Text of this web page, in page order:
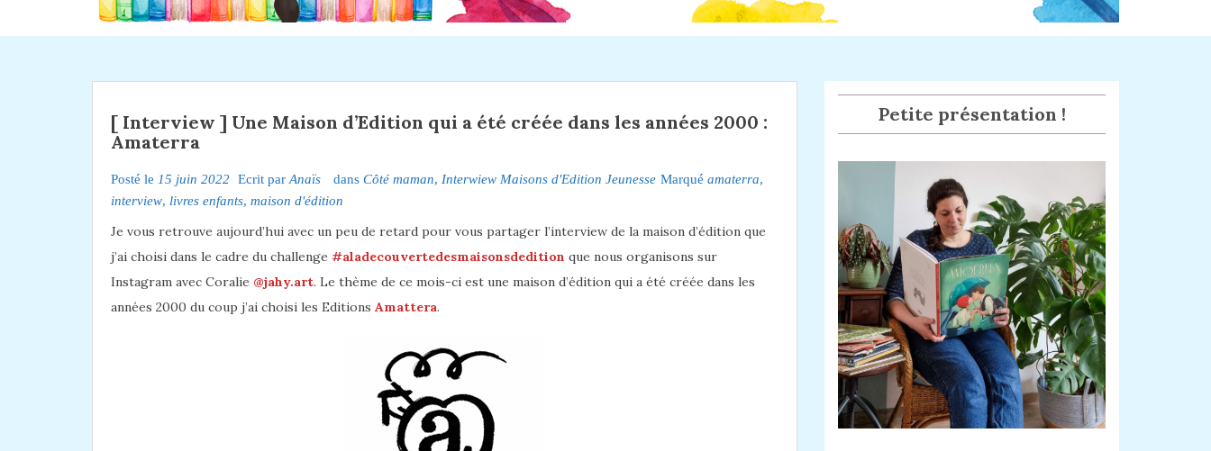
[ Interview ] Une Maison d’Edition qui a été créée dans les années 2000 :
Amaterra
Posté le 15 juin 2022 Ecrit par Anaïs dans Côté maman, Interwiew Maisons d'Edition Jeunesse Marqué amaterra,
interview, livres enfants, maison d'édition
Je vous retrouve aujourd’hui avec un peu de retard pour vous partager l’interview de la maison d’édition que
j’ai choisi dans le cadre du challenge #aladecouvertedesmaisonsdedition que nous organisons sur
Instagram avec Coralie @jahy.art. Le thème de ce mois-ci est une maison d’édition qui a été créée dans les
années 2000 du coup j’ai choisi les Editions Amattera.
Petite présentation !